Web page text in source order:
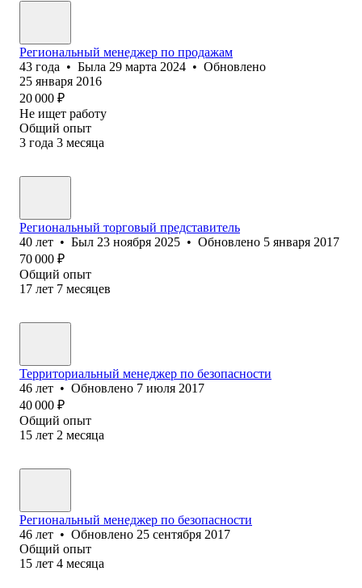
Региональный менеджер по продажам
43 года • Была 29 марта 2024 • Обновлено
25 января 2016
20 000 ₽
Не ищет работу
Общий опыт
3 года 3 месяца
Региональный торговый представитель
40 лет • Был 23 ноября 2025 • Обновлено 5 января 2017
70 000 ₽
Общий опыт
17 лет 7 месяцев
Территориальный менеджер по безопасности
46 лет • Обновлено 7 июля 2017
40 000 ₽
Общий опыт
15 лет 2 месяца
Региональный менеджер по безопасности
46 лет • Обновлено 25 сентября 2017
Общий опыт
15 лет 4 месяца